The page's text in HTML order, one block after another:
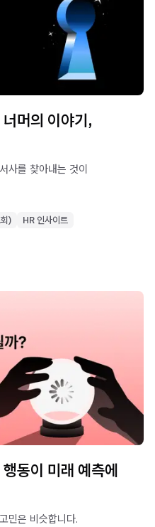
머의 이야기,
사를 찾아내는 것이
관식 문항을 활용해
) HR 인사이트
동이 미래 예측에
민은 비슷합니다.